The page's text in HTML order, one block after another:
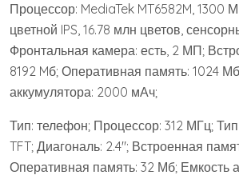
Процессор: MediaTek MT6582M, 1300
цветной IPS, 16.78 млн цветов,
Фронтальная камера: есть, 2 МП;
8192 Mб; Оперативная память: 1024
аккумулятора: 2000 мАч;
Тип: телефон; Процессор: 312 МГц;
TFT; Диагональ: 2.4″; Встроенная
Оперативная память: 32 Мб; Емкость